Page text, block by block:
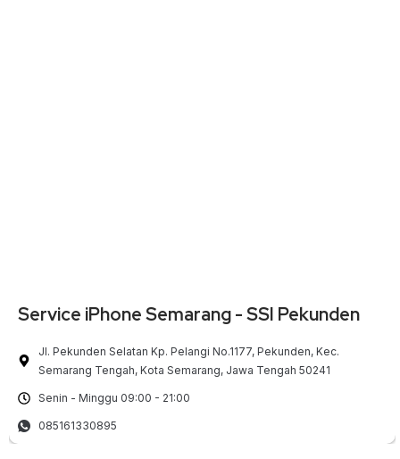
Service iPhone Semarang - SSI Pekunden
Jl. Pekunden Selatan Kp. Pelangi No.1177, Pekunden, Kec.
Semarang Tengah, Kota Semarang, Jawa Tengah 50241
Senin - Minggu 09:00 - 21:00
085161330895